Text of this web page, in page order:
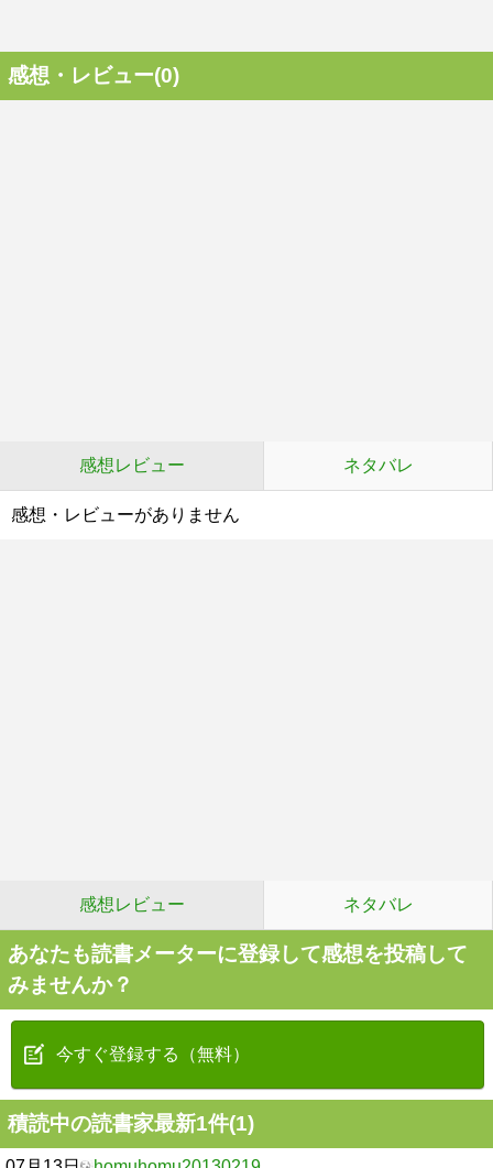
感想・レビュー(0)
感想レビュー ネタバレ
感想・レビューがありません
感想レビュー ネタバレ
あなたも読書メーターに登録して感想を投稿して
みませんか？
今すぐ登録する（無料）
積読中の読書家最新1件(1)